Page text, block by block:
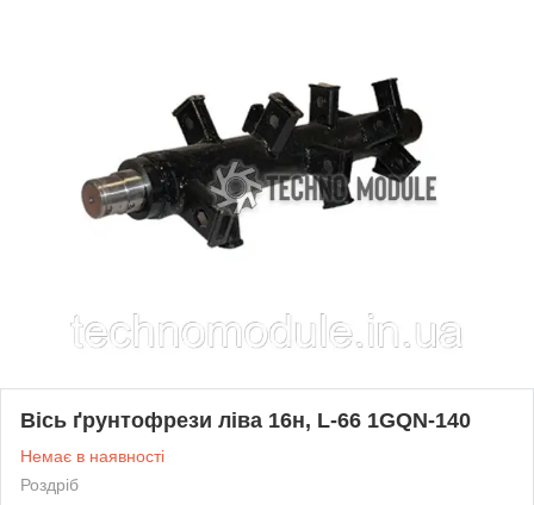
Вісь ґрунтофрези ліва 16н, L-66 1GQN-140
Немає в наявності
Роздріб